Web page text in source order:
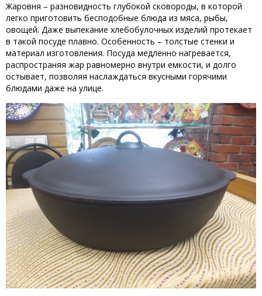
Жаровня – разновидность глубокой сковороды, в которой
легко приготовить бесподобные блюда из мяса, рыбы,
овощей. Даже выпекание хлебобулочных изделий протекает
в такой посуде плавно. Особенность – толстые стенки и
материал изготовления. Посуда медленно нагревается,
распространяя жар равномерно внутри емкости, и долго
остывает, позволяя наслаждаться вкусными горячими
блюдами даже на улице.